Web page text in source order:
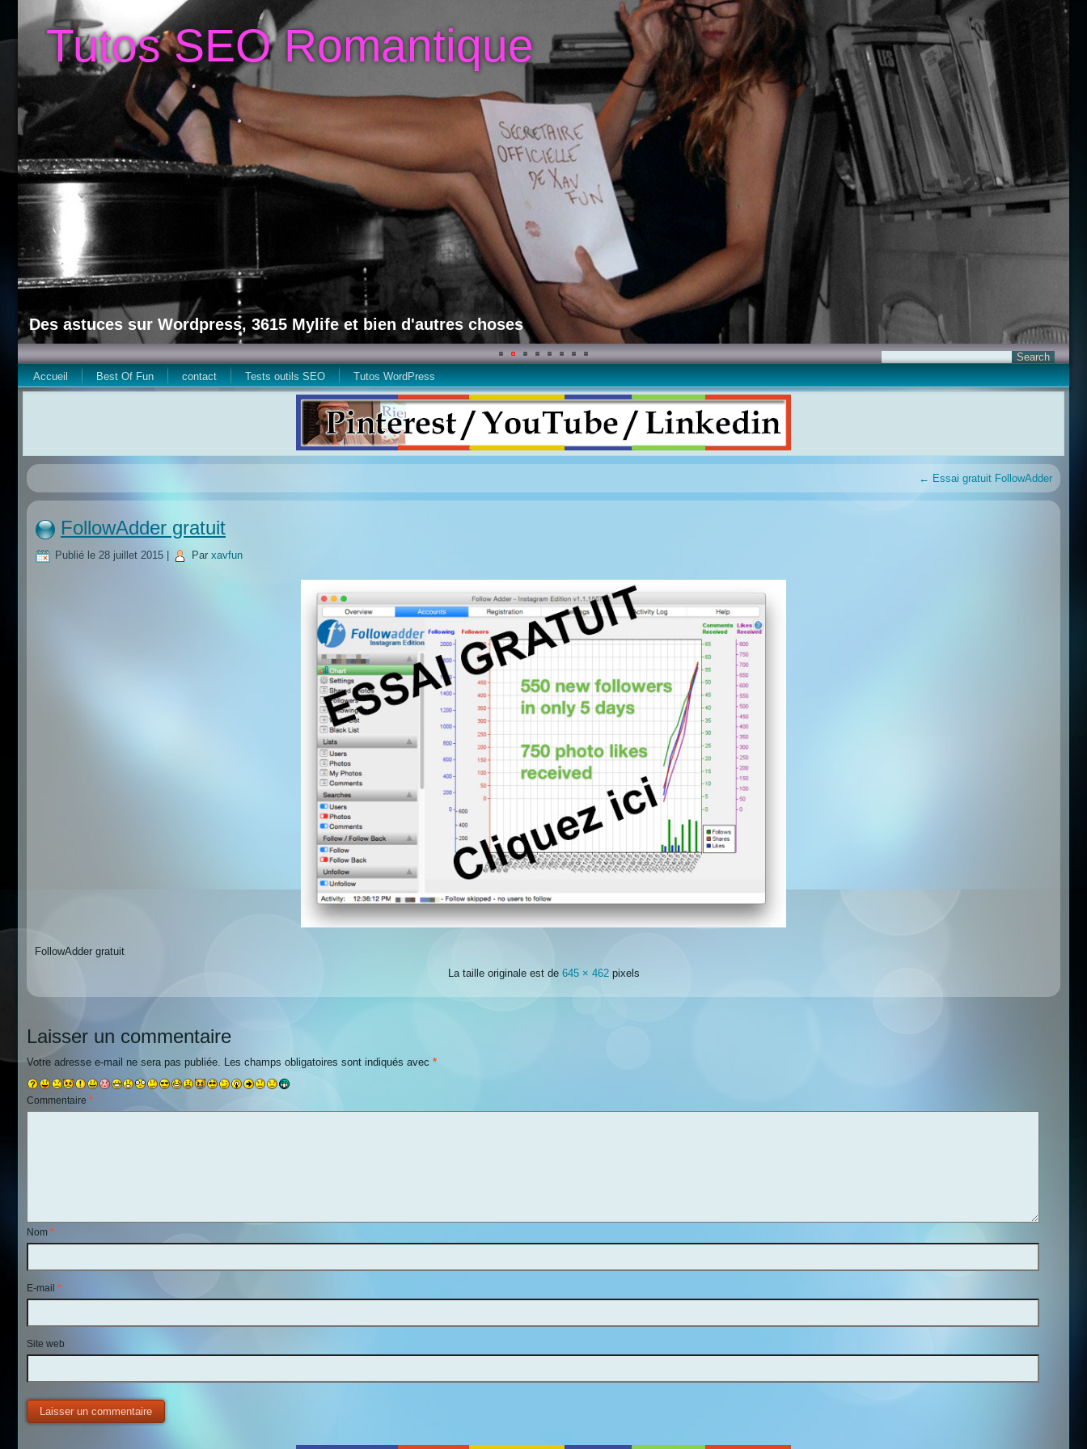
Tutos SEO Romantique
Des astuces sur Wordpress, 3615 Mylife et bien d'autres choses
Accueil Best Of Fun contact Tests outils SEO Tutos WordPress
← Essai gratuit FollowAdder
FollowAdder gratuit
Publié le 28 juillet 2015 Par xavfun
FollowAdder gratuit
La taille originale est de 645 × 462pixels
Laisser un commentaire
Votre adresse e-mail ne sera pas publiée. Les champs obligatoires sont indiqués avec *
Commentaire *
Nom *
E-mail *
Site web